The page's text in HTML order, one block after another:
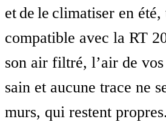
et de le climatiser en
compatible avec la RT
son air filtré, l’air de
sain et aucune trace ne
murs, qui restent